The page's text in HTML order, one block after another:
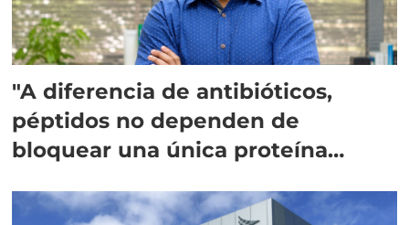
"A diferencia de antibióticos,
péptidos no dependen de
bloquear una única proteína